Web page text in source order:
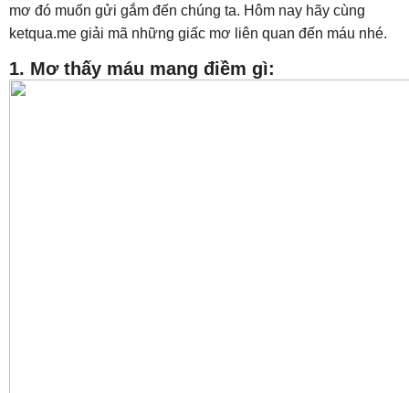
mơ đó muốn gửi gắm đến chúng ta. Hôm nay hãy cùng
ketqua.me giải mã những giấc mơ liên quan đến máu nhé.
1. Mơ thấy máu mang điềm gì: